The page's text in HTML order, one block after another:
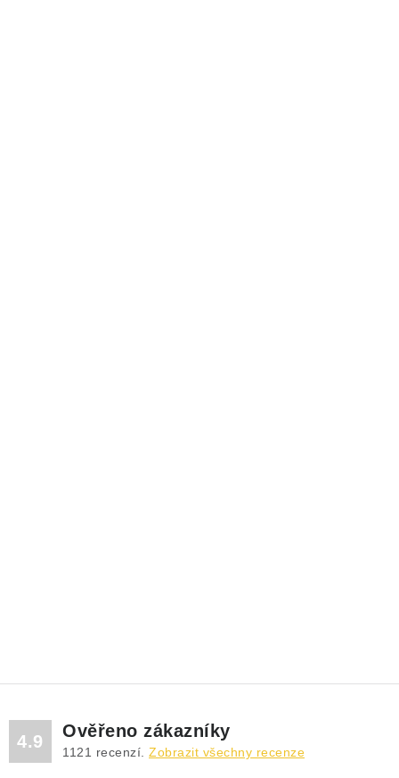
4.9
Ověřeno zákazníky
1121 recenzí. Zobrazit všechny recenze